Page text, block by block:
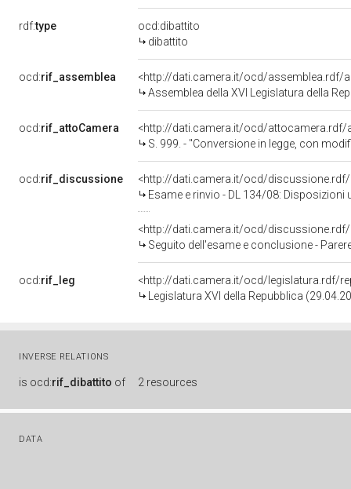
rdf:type
ocd:dibattito
dibattito
ocd:rif_assemblea
<http://dati.camera.it/ocd/assemblea.rdf/
Assemblea della XVI Legislatura della
ocd:rif_attoCamera
<http://dati.camera.it/ocd/attocamera.rdf/
S. 999. - "Conversione in legge, con modificazioni, del decreto-
ocd:rif_discussione
<http://dati.camera.it/ocd/discussione.rdf/
Esame e rinvio - DL 134/08:
<http://dati.camera.it/ocd/discussione.rdf/
Seguito dell'esame e conclusione - Parere favorevole
ocd:rif_leg
<http://dati.camera.it/ocd/legislatura.rdf/
Legislatura XVI della Repubblica
INVERSE RELATIONS
is ocd:rif_dibattito of 2 resources
DATA